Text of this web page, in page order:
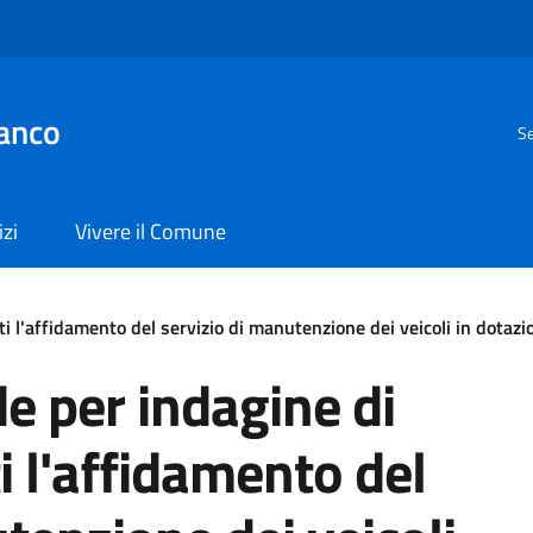
Vivere il Comune
del servizio di manutenzione dei veicoli in
per indagine di
l'affidamento del